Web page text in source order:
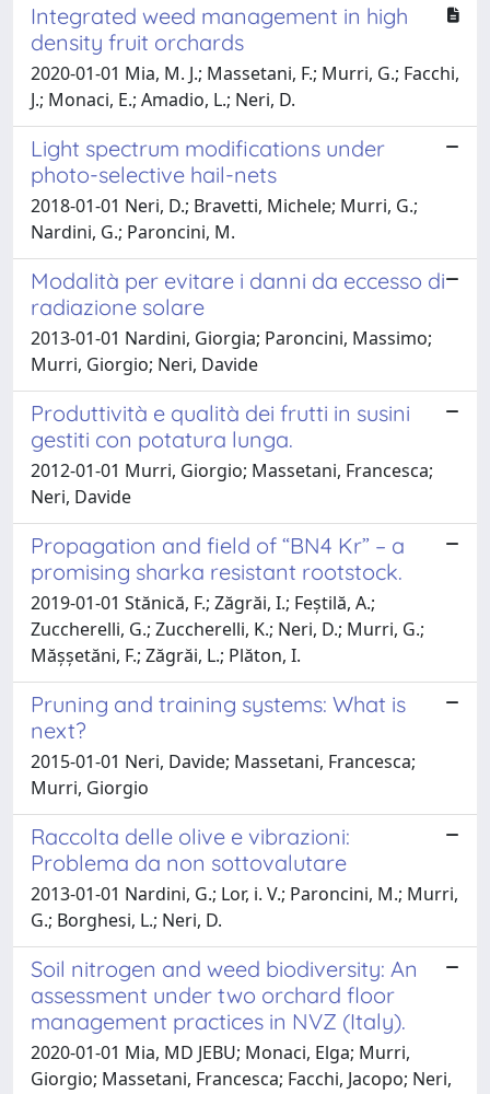
Integrated weed management in high
density fruit orchards
2020-01-01 Mia, M. J.; Massetani, F.; Murri, G.; Facchi,
J.; Monaci, E.; Amadio, L.; Neri, D.
Light spectrum modifications under
photo-selective hail-nets
2018-01-01 Neri, D.; Bravetti, Michele; Murri, G.;
Nardini, G.; Paroncini, M.
Modalità per evitare i danni da eccesso di
radiazione solare
2013-01-01 Nardini, Giorgia; Paroncini, Massimo;
Murri, Giorgio; Neri, Davide
Produttività e qualità dei frutti in susini
gestiti con potatura lunga.
2012-01-01 Murri, Giorgio; Massetani, Francesca;
Neri, Davide
Propagation and field of “BN4 Kr” – a
promising sharka resistant rootstock.
2019-01-01 Stănică, F.; Zăgrăi, I.; Feștilă, A.;
Zuccherelli, G.; Zuccherelli, K.; Neri, D.; Murri, G.;
Mășșetăni, F.; Zăgrăi, L.; Plăton, I.
Pruning and training systems: What is
next?
2015-01-01 Neri, Davide; Massetani, Francesca;
Murri, Giorgio
Raccolta delle olive e vibrazioni:
Problema da non sottovalutare
2013-01-01 Nardini, G.; Lor, i. V.; Paroncini, M.; Murri,
G.; Borghesi, L.; Neri, D.
Soil nitrogen and weed biodiversity: An
assessment under two orchard floor
management practices in NVZ (Italy).
2020-01-01 Mia, MD JEBU; Monaci, Elga; Murri,
Giorgio; Massetani, Francesca; Facchi, Jacopo; Neri,